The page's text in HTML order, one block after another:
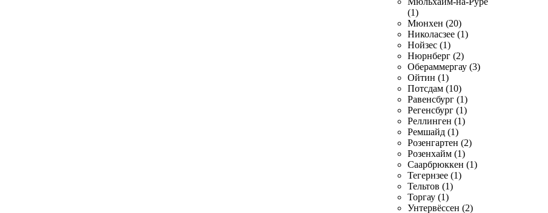
(1)
Мюнхен (20)
Николасзее (1)
Нойзес (1)
Нюрнберг (2)
Обераммергау (3)
Ойтин (1)
Потсдам (10)
Равенсбург (1)
Регенсбург (1)
Реллинген (1)
Ремшайд (1)
Розенгартен (2)
Розенхайм (1)
Саарбрюккен (1)
Тегернзее (1)
Тельтов (1)
Торгау (1)
Унтервёссен (2)